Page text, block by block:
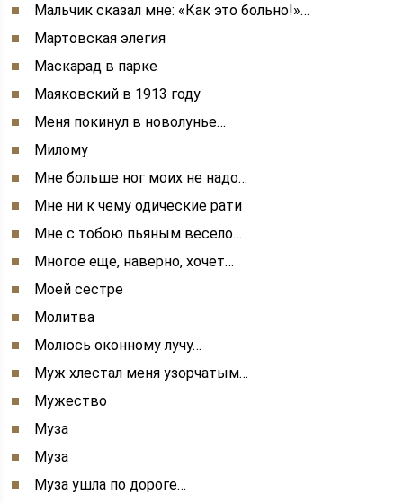
Мальчик сказал мне: «Как это больно!»…
Мартовская элегия
Маскарад в парке
Маяковский в 1913 году
Меня покинул в новолунье…
Милому
Мне больше ног моих не надо…
Мне ни к чему одические рати
Мне с тобою пьяным весело…
Многое еще, наверно, хочет…
Моей сестре
Молитва
Молюсь оконному лучу…
Муж хлестал меня узорчатым…
Мужество
Муза
Муза
Муза ушла по дороге…